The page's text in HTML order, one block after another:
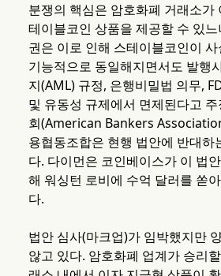
분쟁의 핵심은 암호화폐 거래소가
테이블코인 상품을 제공할 수 있
권은 이로 인해 스테이블코인이
기능적으로 동일해지면서도 발행
지(AML) 규정, 은행비밀법 의무,
및 유동성 규제에서 면제된다고
회(American Bankers
용협동조합은 현행 법안에 반대하
다. 다이먼은 코인베이스가 이 법
해 워싱턴 로비에 수억 달러를 쏟
다.
법안 심사(마크업)가 임박했지만
않고 있다. 암호화폐 업계가 승리